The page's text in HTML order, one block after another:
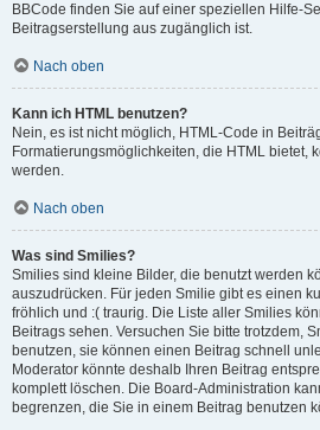
BBCode finden Sie auf einer speziellen Hilfe-
Beitragserstellung aus zugänglich ist.
Nach oben
Kann ich HTML benutzen?
Nein, es ist nicht möglich, HTML-Code in
Formatierungsmöglichkeiten, die HTML bietet,
werden.
Nach oben
Was sind Smilies?
Smilies sind kleine Bilder, die benutzt werden
auszudrücken. Für jeden Smilie gibt es einen
fröhlich und :( traurig. Die Liste aller Smilies
Beitrags sehen. Versuchen Sie bitte trotzdem,
benutzen, sie können einen Beitrag schnell
Moderator könnte deshalb Ihren Beitrag
komplett löschen. Die Board-Administration
begrenzen, die Sie in einem Beitrag benutzen